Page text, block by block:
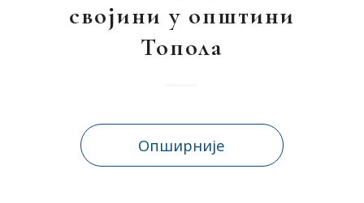
својини у општини
Топола
Опширније